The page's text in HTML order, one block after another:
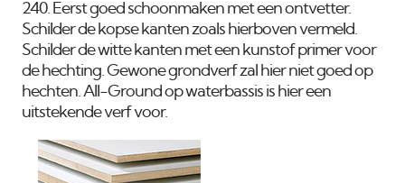
240. Eerst goed schoonmaken met een ontvetter.
Schilder de kopse kanten zoals hierboven vermeld.
Schilder de witte kanten met een kunstof primer voor
de hechting. Gewone grondverf zal hier niet goed op
hechten. All-Ground op waterbassis is hier een
uitstekende verf voor.